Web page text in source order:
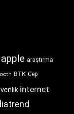
apple araştırma
BTK Cep
internet